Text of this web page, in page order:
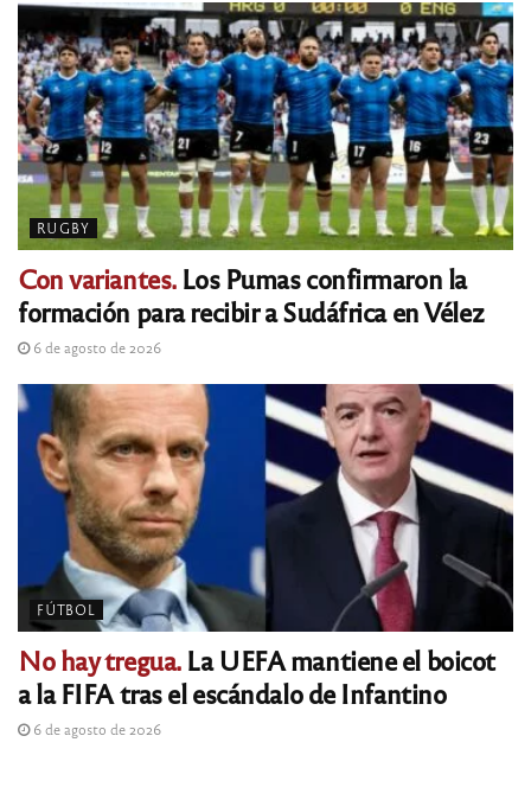
RUGBY
Con variantes.Los Pumas confirmaron la
formación para recibir a Sudáfrica en Vélez
6 de agosto de 2026
FÚTBOL
No hay tregua.La UEFA mantiene el boicot
a la FIFA tras el escándalo de Infantino
6 de agosto de 2026